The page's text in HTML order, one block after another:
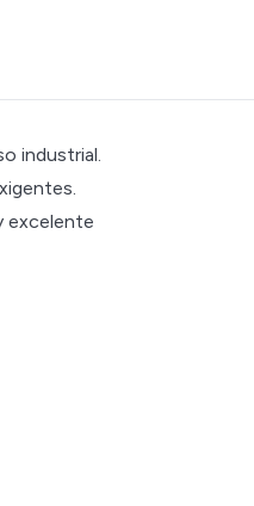
industrial.
excelente